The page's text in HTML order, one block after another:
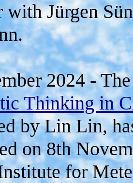
with Jürgen
2024 -
Thinking in
by Lin Lin,
on 8th
for